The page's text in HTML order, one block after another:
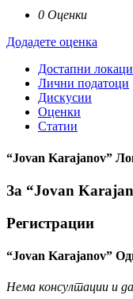
0 Оценки
Додадете оценка
Достапни
Лични податоци
Дискусии
Оценки
Статии
“Jovan Karajanov”
За “Jovan
Регистрации
“Jovan Karajanov”
Нема консултации и